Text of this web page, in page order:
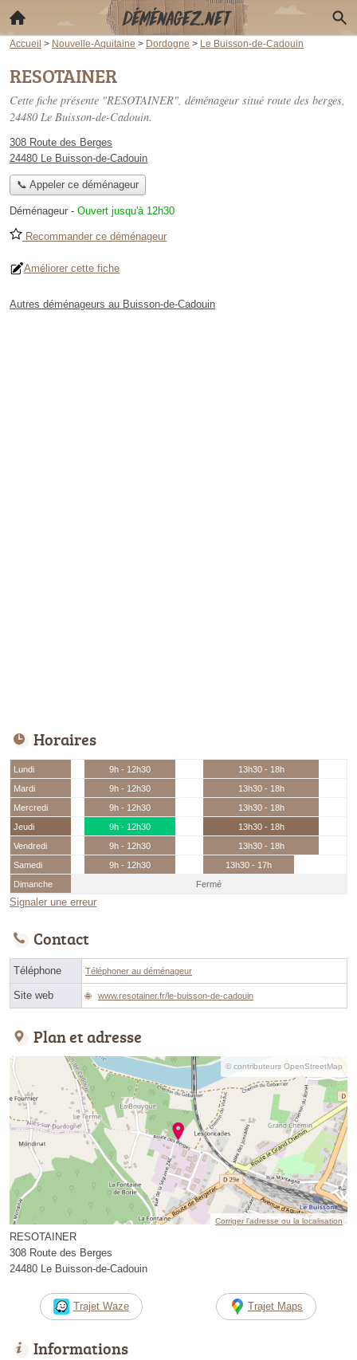
Accueil > Nouvelle-Aquitaine > Dordogne > Le Buisson-de-Cadouin
RESOTAINER
Cette fiche présente "RESOTAINER", déménageur situé route des berges,
24480 Le Buisson-de-Cadouin.
308 Route des Berges
24480 Le Buisson-de-Cadouin
📞 Appeler ce déménageur
Déménageur - Ouvert jusqu'à 12h30
Recommander ce déménageur
Améliorer cette fiche
Autres déménageurs au Buisson-de-Cadouin
Horaires
Lundi 9h - 12h30
13h30 - 18h
Mardi
9h - 12h30
13h30 - 18h
Mercredi
9h - 12h30
13h30 - 18h
Jeudi
9h - 12h30
13h30 - 18h
Vendredi
9h - 12h30
13h30 - 18h
Samedi
9h - 12h30
13h30 - 17h
Dimanche
Fermé
Signaler une erreur
Contact
Téléphone Téléphoner au déménageur
Site web www.resotainer.fr/le-buisson-de-cadouin
Plan et adresse
© contributeurs OpenStreetMap
Corriger l’adresse ou la localisation
RESOTAINER
308 Route des Berges
24480 Le Buisson-de-Cadouin
Trajet Waze Trajet Maps
Informations